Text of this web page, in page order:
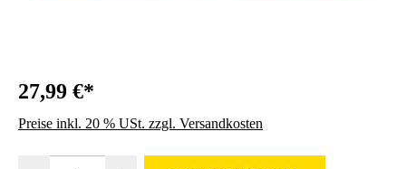
27,99 €*
Preise inkl. 20 % USt. zzgl. Versandkosten